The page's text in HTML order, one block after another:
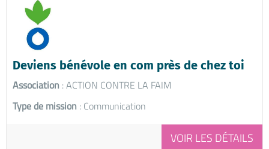
Deviens bénévole en com près de chez toi
Association : ACTION CONTRE LA FAIM
Type de mission : Communication
VOIR LES DÉTAILS